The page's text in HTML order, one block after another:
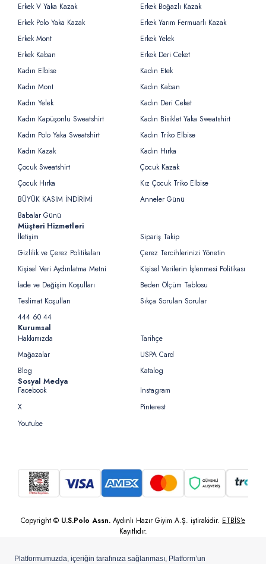
Erkek V Yaka Kazak
Erkek Boğazlı Kazak
Erkek Polo Yaka Kazak
Erkek Yarım Fermuarlı Kazak
Erkek Mont
Erkek Yelek
Erkek Kaban
Erkek Deri Ceket
Kadın Elbise
Kadın Etek
Kadın Mont
Kadın Kaban
Kadın Yelek
Kadın Deri Ceket
Kadın Kapüşonlu Sweatshirt
Kadın Bisiklet Yaka Sweatshirt
Kadın Polo Yaka Sweatshirt
Kadın Triko Elbise
Kadın Kazak
Kadın Hırka
Çocuk Sweatshirt
Çocuk Kazak
Çocuk Hırka
Kız Çocuk Triko Elbise
BÜYÜK KASIM İNDİRİMİ
Anneler Günü
Babalar Günü
Müşteri Hizmetleri
İletişim
Sipariş Takip
Gizlilik ve Çerez Politikaları
Çerez Tercihlerinizi Yönetin
Kişisel Veri Aydınlatma Metni
Kişisel Verilerin İşlenmesi Politikası
İade ve Değişim Koşulları
Beden Ölçüm Tablosu
Teslimat Koşulları
Sıkça Sorulan Sorular
444 60 44
Kurumsal
Hakkımızda
Tarihçe
Mağazalar
USPA Card
Blog
Katalog
Sosyal Medya
Facebook
Instagram
X
Pinterest
Youtube
Copyright © U.S.Polo Assn. Aydınlı Hazır Giyim A.Ş. iştirakidir. ETBİS’e
Kayıtlıdır.